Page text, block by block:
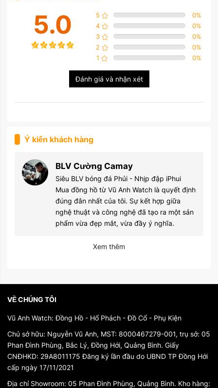
5.0 5 0%
4
0%
3
0%
2
0%
1
0%
Đánh giá và nhận xét
Ý kiến khách hàng
BLV Cường Camay
Siêu BLV bóng đá Phủi - Nhịp đập iPhui
Mua đồng hồ từ Vũ Anh Watch là quyết định
đúng đắn nhất của tôi. Sự kết hợp giữa
nghệ thuật và công nghệ đã tạo ra một sản
phẩm vừa đẹp mắt, vừa đầy ý nghĩa.
Xem thêm
VỀ CHÚNG TÔI
Vũ Anh Watch: Đồng Hồ - Hổ Phách - Đồ Cổ - Phụ Kiện
Chủ sở hữu: Nguyễn Vũ Anh, MST: 8000467279-001, trụ sở: 05
Phan Đình Phùng, Bắc Lý, Đồng Hới, Quảng Bình. Giấy
CNĐHKD: 29A8011175 Đăng ký lần đầu do UBND TP Đồng Hới
cấp ngày 17/11/2021
Địa chỉ Showroom: 05 Phan Đình Phùng, Quảng Bình. Kho hàng: